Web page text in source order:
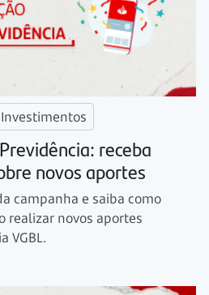
Investimentos
receba
novos aportes
campanha e saiba como
realizar novos aportes
VGBL.